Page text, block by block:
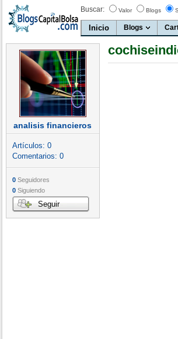
Buscar: Valor Blogs
Inicio Blogs
analisis financieros
Artículos: 0
Comentarios: 0
0 Seguidores
0 Siguiendo
Seguir